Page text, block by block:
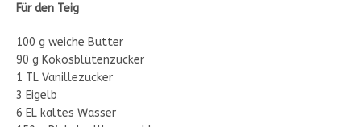
Für den Teig
100 g weiche Butter
90 g Kokosblütenzucker
1 TL Vanillezucker
3 Eigelb
6 EL kaltes Wasser